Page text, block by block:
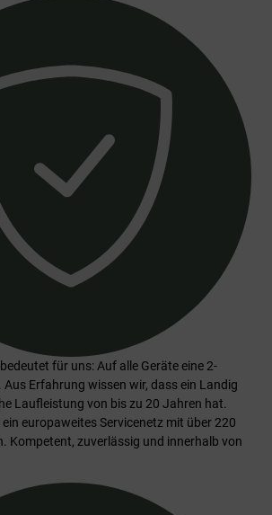
bedeutet für uns: Auf alle Geräte eine 2-
Erfahrung wissen wir, dass ein Landig
Laufleistung von bis zu 20 Jahren hat.
europaweites Servicenetz mit über 220
Kompetent, zuverlässig und innerhalb von